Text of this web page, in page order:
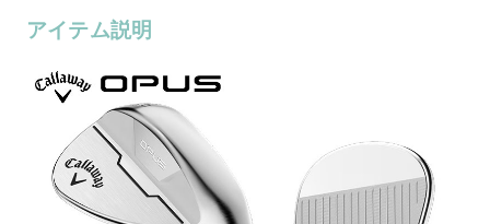
アイテム説明